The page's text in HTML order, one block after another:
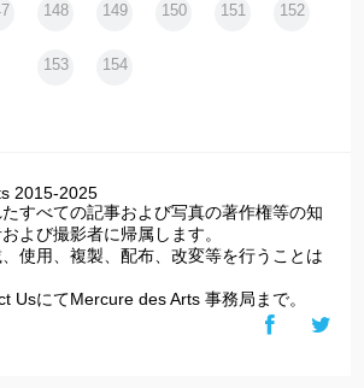
148 149 150 151 152
153 154
2015-2025
すべての記事および写真の著作権等の知
よび撮影者に帰属します。
使用、複製、配布、改変等を行うことは
UsにてMercure des Arts 事務局まで。